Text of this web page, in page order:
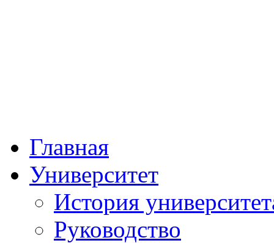
Главная
Университет
История
Руководство